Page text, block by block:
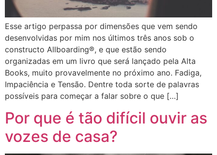
Esse artigo perpassa por dimensões que vem sendo
desenvolvidas por mim nos últimos três anos sob o
constructo Allboarding®, e que estão sendo
organizadas em um livro que será lançado pela Alta
Books, muito provavelmente no próximo ano. Fadiga,
Impaciência e Tensão. Dentre toda sorte de palavras
possíveis para começar a falar sobre o que […]
Por que é tão difícil ouvir as
vozes de casa?